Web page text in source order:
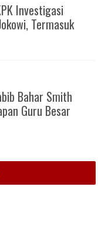
Investigasi
Termasuk
Bahar Smith
Guru Besar